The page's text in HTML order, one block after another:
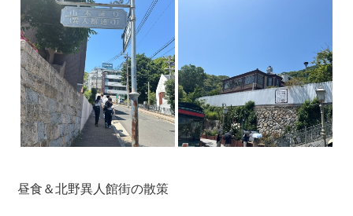
昼食＆北野異人館街の散策